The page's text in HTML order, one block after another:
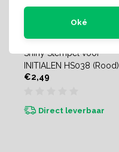
Oké
Shiny Stempel voor
INITIALEN HS038 (Rood)
€2,49
Direct leverbaar